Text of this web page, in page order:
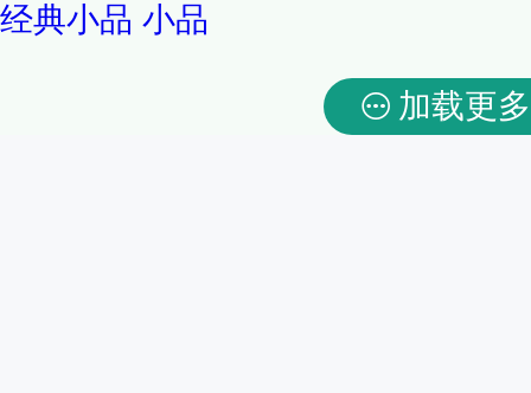
经典小品 小品
加载更多